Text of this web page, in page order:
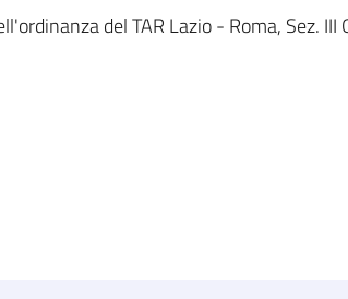
del TAR Lazio - Roma, Sez.